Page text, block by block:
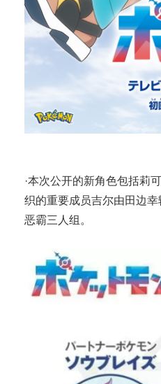
·本次公开的新角色包括莉
织的重要成员吉尔由田边
恶霸三人组。